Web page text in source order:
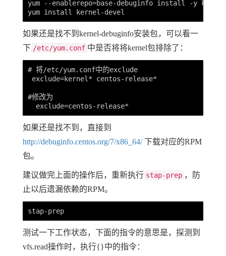
yum --enablerepo=base-debuginfo install -y
如果还是找不到kernel-debuginfo安装包，可以看一
下 /etc/yum.conf 中是否将将kernel包排除了：
# 将/etc/yum.conf中的exclude
exclude=kernel* centos-release*
#修改为
如果还是找不到，直接到
http://debuginfo.centos.org/7/x86_64/下载对应的RPM
包。
建议做完上面的操作后，重新执行 stap-prep ，防
止以后遗漏依赖的RPM。
测试一下工作状态，下面的指令的意思是，探测到
vfs.read操作时，执行{}中的指令：